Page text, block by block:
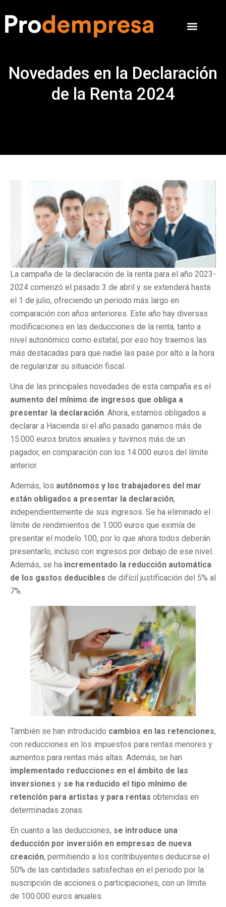
Novedades en la Declaración
de la Renta 2024
La campaña de la declaración de la renta para el año 2023-
2024 comenzó el pasado 3 de abril y se extenderá hasta
el 1 de julio, ofreciendo un periodo más largo en
comparación con años anteriores. Este año hay diversas
modificaciones en las deducciones de la renta, tanto a
nivel autonómico como estatal, por eso hoy traemos las
más destacadas para que nadie las pase por alto a la hora
de regularizar su situación fiscal.
Una de las principales novedades de esta campaña es el
aumento del mínimo de ingresos que obliga a
presentar la declaración. Ahora, estamos obligados a
declarar a Hacienda si el año pasado ganamos más de
15.000 euros brutos anuales y tuvimos más de un
pagador, en comparación con los 14.000 euros del límite
anterior.
Además, los autónomos y los trabajadores del mar
están obligados a presentar la declaración,
independientemente de sus ingresos. Se ha eliminado el
límite de rendimientos de 1.000 euros que eximía de
presentar el modelo 100, por lo que ahora todos deberán
presentarlo, incluso con ingresos por debajo de ese nivel.
Además, se ha incrementado la reducción automática
de los gastos deducibles de difícil justificación del 5% al
7%.
También se han introducido cambios en las retenciones,
con reducciones en los impuestos para rentas menores y
aumentos para rentas más altas. Además, se han
implementado reducciones en el ámbito de las
inversiones y se ha reducido el tipo mínimo de
retención para artistas y para rentas obtenidas en
determinadas zonas.
En cuanto a las deducciones, se introduce una
deducción por inversión en empresas de nueva
creación, permitiendo a los contribuyentes deducirse el
50% de las cantidades satisfechas en el periodo por la
suscripción de acciones o participaciones, con un límite
de 100.000 euros anuales.